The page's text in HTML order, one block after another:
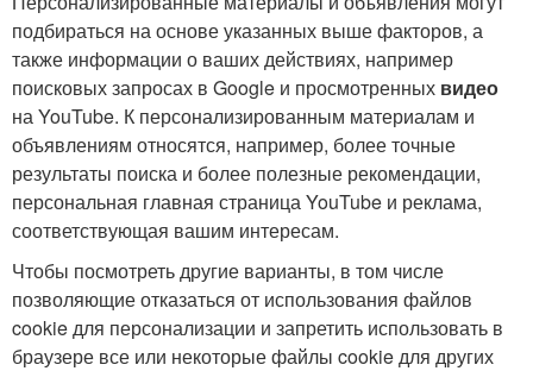
подбираться на основе указанных выше факторов, а
также информации о ваших действиях, например
поисковых запросах в Google и просмотренных видео
на YouTube. К персонализированным материалам и
объявлениям относятся, например, более точные
результаты поиска и более полезные рекомендации,
персональная главная страница YouTube и реклама,
соответствующая вашим интересам.
Чтобы посмотреть другие варианты, в том числе
позволяющие отказаться от использования файлов
cookie для персонализации и запретить использовать в
браузере все или некоторые файлы cookie для других